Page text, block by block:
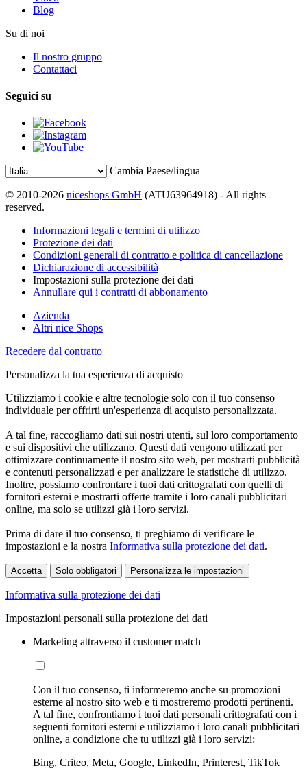
Blog
Su di noi
Il nostro gruppo
Contattaci
Seguici su
Cambia Paese/lingua
© 2010-2026 niceshops GmbH (ATU63964918) - All rights
reserved.
Informazioni legali e termini di utilizzo
Protezione dei dati
Condizioni generali di contratto e politica di cancellazione
Dichiarazione di accessibilità
Impostazioni sulla protezione dei dati
Annullare qui i contratti di abbonamento
Azienda
Altri nice Shops
Recedere dal contratto
Personalizza la tua esperienza di acquisto
Utilizziamo i cookie e altre tecnologie solo con il tuo consenso
individuale per offrirti un'esperienza di acquisto personalizzata.
A tal fine, raccogliamo dati sui nostri utenti, sul loro comportamento
e sui dispositivi che utilizzano. Questi dati vengono utilizzati per
ottimizzare continuamente il nostro sito web, per mostrarti pubblicità
e contenuti personalizzati e per analizzare le statistiche di utilizzo.
Inoltre, possiamo confrontare i tuoi dati crittografati con quelli di
fornitori esterni e mostrarti offerte tramite i loro canali pubblicitari
online, ma solo se utilizzi già i loro servizi.
Prima di dare il tuo consenso, ti preghiamo di verificare le
impostazioni e la nostra Informativa sulla protezione dei dati.
Accetta Solo obbligatori Personalizza le impostazioni
Informativa sulla protezione dei dati
Impostazioni personali sulla protezione dei dati
Marketing attraverso il customer match
Con il tuo consenso, ti informeremo anche su promozioni
esterne al nostro sito web e ti mostreremo prodotti pertinenti.
A tal fine, confrontiamo i tuoi dati personali crittografati con i
seguenti fornitori esterni e utilizziamo i loro canali pubblicitari
online, a condizione che tu utilizzi già i loro servizi:
Bing, Criteo, Meta, Google, LinkedIn, Printerest, TikTok